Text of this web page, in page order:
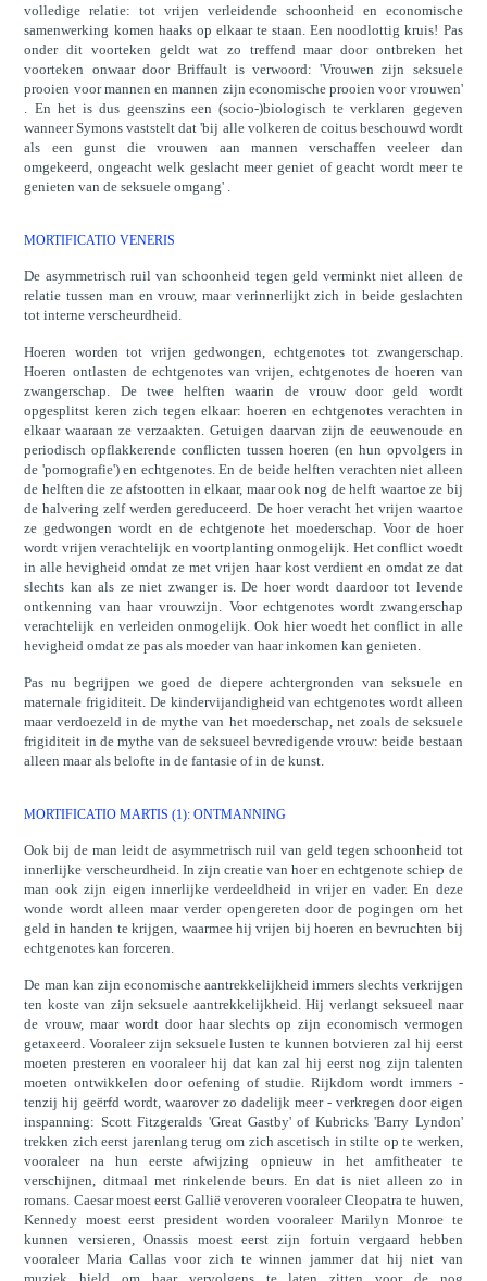
volledige relatie: tot vrijen verleidende schoonheid en economische
samenwerking komen haaks op elkaar te staan. Een noodlottig kruis! Pas
onder dit voorteken geldt wat zo treffend maar door ontbreken het
voorteken onwaar door Briffault is verwoord: 'Vrouwen zijn seksuele
prooien voor mannen en mannen zijn economische prooien voor vrouwen'
. En het is dus geenszins een (socio-)biologisch te verklaren gegeven
wanneer Symons vaststelt dat 'bij alle volkeren de coitus beschouwd wordt
als een gunst die vrouwen aan mannen verschaffen veeleer dan
omgekeerd, ongeacht welk geslacht meer geniet of geacht wordt meer te
genieten van de seksuele omgang' .
MORTIFICATIO VENERIS
De asymmetrisch ruil van schoonheid tegen geld verminkt niet alleen de
relatie tussen man en vrouw, maar verinnerlijkt zich in beide geslachten
tot interne verscheurdheid.
Hoeren worden tot vrijen gedwongen, echtgenotes tot zwangerschap.
Hoeren ontlasten de echtgenotes van vrijen, echtgenotes de hoeren van
zwangerschap. De twee helften waarin de vrouw door geld wordt
opgesplitst keren zich tegen elkaar: hoeren en echtgenotes verachten in
elkaar waaraan ze verzaakten. Getuigen daarvan zijn de eeuwenoude en
periodisch opflakkerende conflicten tussen hoeren (en hun opvolgers in
de 'pornografie') en echtgenotes. En de beide helften verachten niet alleen
de helften die ze afstootten in elkaar, maar ook nog de helft waartoe ze bij
de halvering zelf werden gereduceerd. De hoer veracht het vrijen waartoe
ze gedwongen wordt en de echtgenote het moederschap. Voor de hoer
wordt vrijen verachtelijk en voortplanting onmogelijk. Het conflict woedt
in alle hevigheid omdat ze met vrijen haar kost verdient en omdat ze dat
slechts kan als ze niet zwanger is. De hoer wordt daardoor tot levende
ontkenning van haar vrouwzijn. Voor echtgenotes wordt zwangerschap
verachtelijk en verleiden onmogelijk. Ook hier woedt het conflict in alle
hevigheid omdat ze pas als moeder van haar inkomen kan genieten.
Pas nu begrijpen we goed de diepere achtergronden van seksuele en
maternale frigiditeit. De kindervijandigheid van echtgenotes wordt alleen
maar verdoezeld in de mythe van het moederschap, net zoals de seksuele
frigiditeit in de mythe van de seksueel bevredigende vrouw: beide bestaan
alleen maar als belofte in de fantasie of in de kunst.
MORTIFICATIO MARTIS (1): ONTMANNING
Ook bij de man leidt de asymmetrisch ruil van geld tegen schoonheid tot
innerlijke verscheurdheid. In zijn creatie van hoer en echtgenote schiep de
man ook zijn eigen innerlijke verdeeldheid in vrijer en vader. En deze
wonde wordt alleen maar verder opengereten door de pogingen om het
geld in handen te krijgen, waarmee hij vrijen bij hoeren en bevruchten bij
echtgenotes kan forceren.
De man kan zijn economische aantrekkelijkheid immers slechts verkrijgen
ten koste van zijn seksuele aantrekkelijkheid. Hij verlangt seksueel naar
de vrouw, maar wordt door haar slechts op zijn economisch vermogen
getaxeerd. Vooraleer zijn seksuele lusten te kunnen botvieren zal hij eerst
moeten presteren en vooraleer hij dat kan zal hij eerst nog zijn talenten
moeten ontwikkelen door oefening of studie. Rijkdom wordt immers -
tenzij hij geërfd wordt, waarover zo dadelijk meer - verkregen door eigen
inspanning: Scott Fitzgeralds 'Great Gastby' of Kubricks 'Barry Lyndon'
trekken zich eerst jarenlang terug om zich ascetisch in stilte op te werken,
vooraleer na hun eerste afwijzing opnieuw in het amfitheater te
verschijnen, ditmaal met rinkelende beurs. En dat is niet alleen zo in
romans. Caesar moest eerst Gallië veroveren vooraleer Cleopatra te huwen,
Kennedy moest eerst president worden vooraleer Marilyn Monroe te
kunnen versieren, Onassis moest eerst zijn fortuin vergaard hebben
vooraleer Maria Callas voor zich te winnen jammer dat hij niet van